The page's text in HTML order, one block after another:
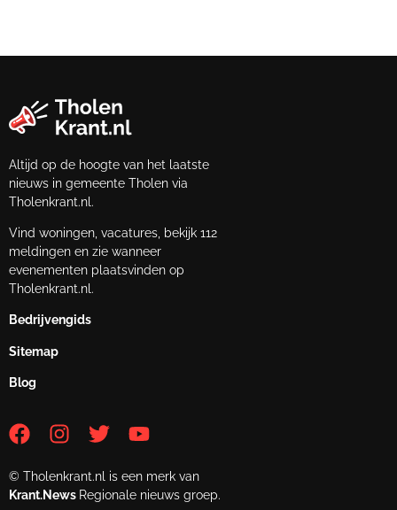
Altijd op de hoogte van het laatste
nieuws in gemeente Tholen via
Tholenkrant.nl.
Vind woningen, vacatures, bekijk 112
meldingen en zie wanneer
evenementen plaatsvinden op
Tholenkrant.nl.
Bedrijvengids
Sitemap
Blog
© Tholenkrant.nl is een merk van
Krant.News Regionale nieuws groep.